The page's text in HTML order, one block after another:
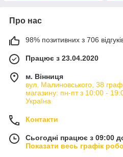
Про нас
98% позитивних з 706
Працює з 23.04.2020
м. Вінниця
вул. Малиновського, 38
магазину: пн-пт з 10:00 -
Україна
Контакти
Сьогодні працює з 09:00
Показати весь графік